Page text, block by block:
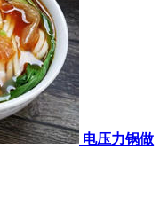
电压力锅做